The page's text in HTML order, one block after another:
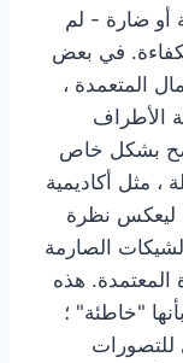
أو ضارة - لم
في بعض
المتعمدة ،
الأطراف
بشكل خاص
، مثل أكاديمية
ليعكس نظرة
الصارمة
هذه
"خاطئة" ؛
للتصورات